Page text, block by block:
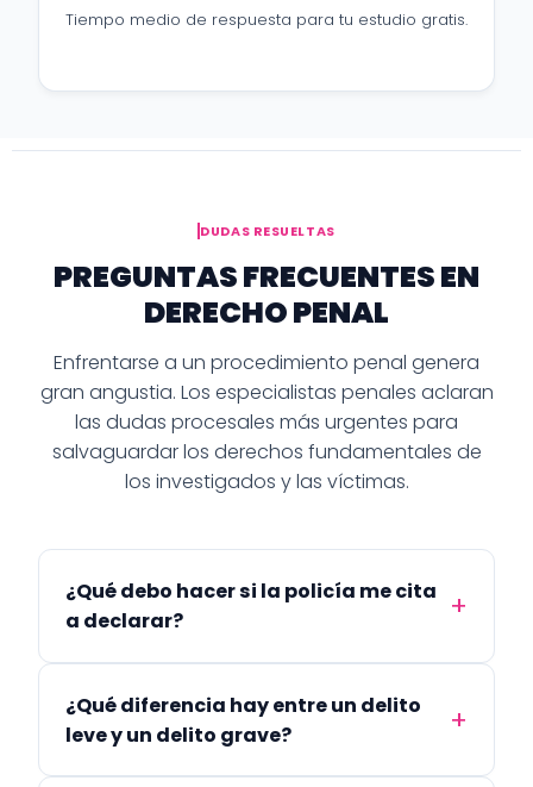
Tiempo medio de respuesta para tu estudio gratis.
DUDAS RESUELTAS
PREGUNTAS FRECUENTES EN
DERECHO PENAL
Enfrentarse a un procedimiento penal genera
gran angustia. Los especialistas penales aclaran
las dudas procesales más urgentes para
salvaguardar los derechos fundamentales de
los investigados y las víctimas.
¿Qué debo hacer si la policía me cita
a declarar?
¿Qué diferencia hay entre un delito
leve y un delito grave?